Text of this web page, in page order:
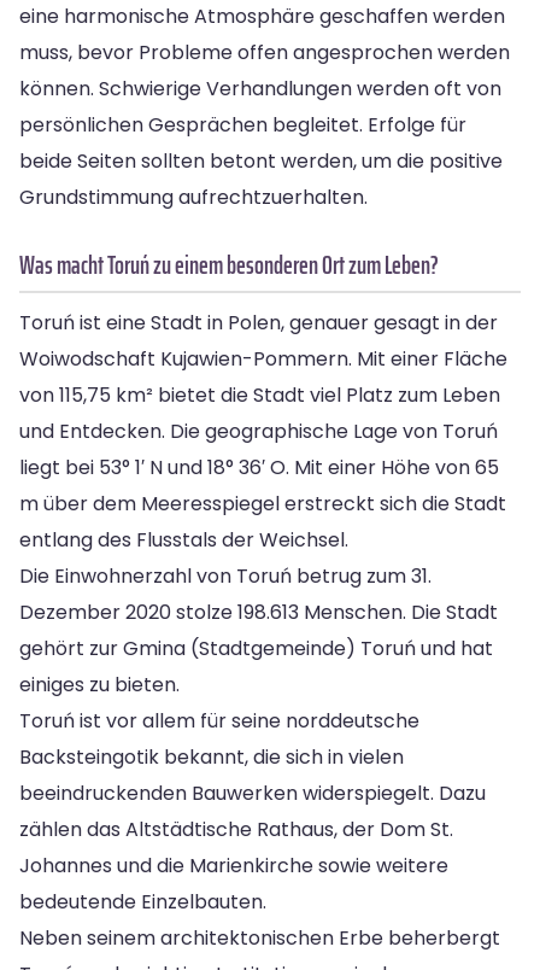
eine harmonische Atmosphäre geschaffen werden
muss, bevor Probleme offen angesprochen werden
können. Schwierige Verhandlungen werden oft von
persönlichen Gesprächen begleitet. Erfolge für
beide Seiten sollten betont werden, um die positive
Grundstimmung aufrechtzuerhalten.
Was macht Toruń zu einem besonderen Ort zum Leben?
Toruń ist eine Stadt in Polen, genauer gesagt in der
Woiwodschaft Kujawien-Pommern. Mit einer Fläche
von 115,75 km² bietet die Stadt viel Platz zum Leben
und Entdecken. Die geographische Lage von Toruń
liegt bei 53° 1′ N und 18° 36′ O. Mit einer Höhe von 65
m über dem Meeresspiegel erstreckt sich die Stadt
entlang des Flusstals der Weichsel.
Die Einwohnerzahl von Toruń betrug zum 31.
Dezember 2020 stolze 198.613 Menschen. Die Stadt
gehört zur Gmina (Stadtgemeinde) Toruń und hat
einiges zu bieten.
Toruń ist vor allem für seine norddeutsche
Backsteingotik bekannt, die sich in vielen
beeindruckenden Bauwerken widerspiegelt. Dazu
zählen das Altstädtische Rathaus, der Dom St.
Johannes und die Marienkirche sowie weitere
bedeutende Einzelbauten.
Neben seinem architektonischen Erbe beherbergt